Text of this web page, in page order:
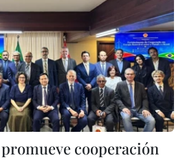
cooperación